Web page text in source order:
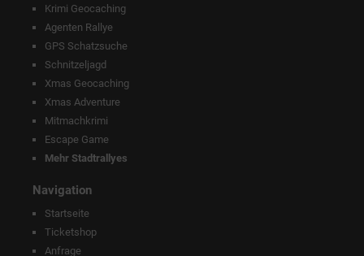
Krimi Geocaching
Agenten Rallye
GPS Schatzsuche
Schnitzeljagd
Xmas Geocaching
Xmas Adventure
Mitmachkrimi
Escape Game
Mehr Stadtrallyes
Navigation
Startseite
Ticketshop
Anfrage